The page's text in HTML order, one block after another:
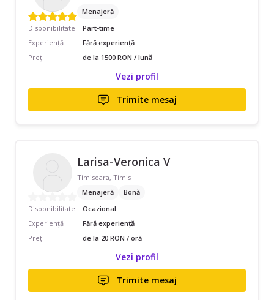
Menajeră
Disponibilitate
Part-time
Experiență
Fără experiență
Preț
de la 1500 RON / lună
Vezi profil
Trimite mesaj
Larisa-Veronica V
Timisoara, Timis
Menajeră
Bonă
Disponibilitate
Ocazional
Experiență
Fără experiență
Preț
de la 20 RON / oră
Vezi profil
Trimite mesaj